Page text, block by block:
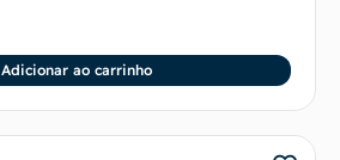
Adicionar ao carrinho